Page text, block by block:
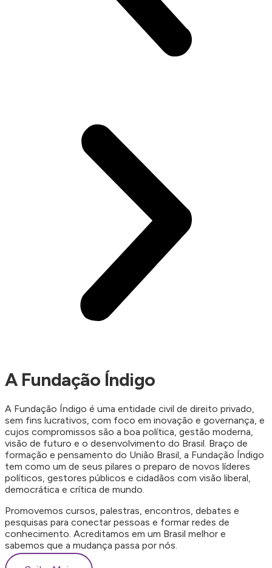
A Fundação Índigo
A Fundação Índigo é uma entidade civil de direito privado,
sem fins lucrativos, com foco em inovação e governança, e
cujos compromissos são a boa política, gestão moderna,
visão de futuro e o desenvolvimento do Brasil. Braço de
formação e pensamento do União Brasil, a Fundação Índigo
tem como um de seus pilares o preparo de novos líderes
políticos, gestores públicos e cidadãos com visão liberal,
democrática e crítica de mundo.
Promovemos cursos, palestras, encontros, debates e
pesquisas para conectar pessoas e formar redes de
conhecimento. Acreditamos em um Brasil melhor e
sabemos que a mudança passa por nós.